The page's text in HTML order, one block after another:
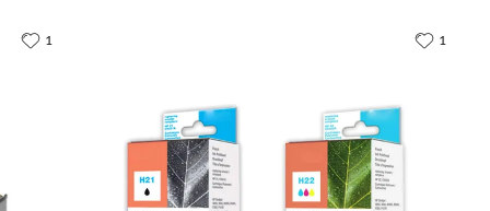
1 1